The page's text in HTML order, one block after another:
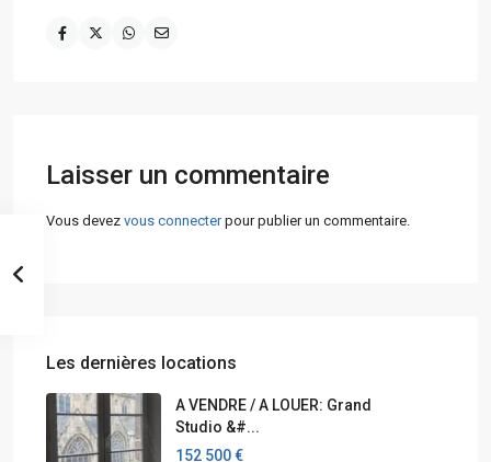
Laisser un commentaire
Vous devez vous connecterpour publier un commentaire.
Les dernières locations
A VENDRE / A LOUER: Grand
Studio &#...
152 500 €